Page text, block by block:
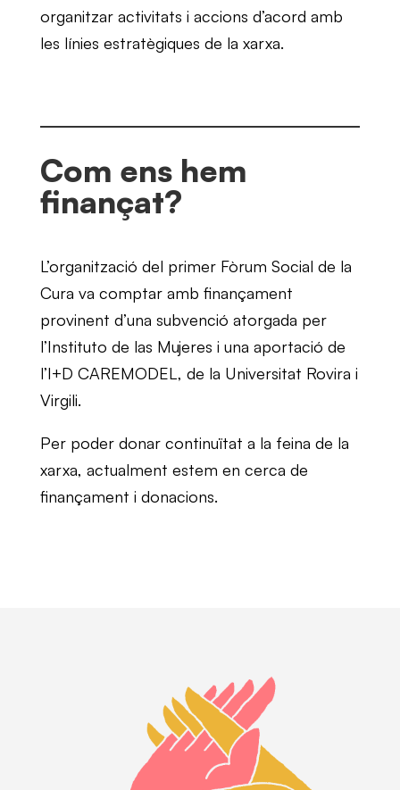
organitzar activitats i accions d’acord amb
les línies estratègiques de la xarxa.
Com ens hem
finançat?
L’organització del primer Fòrum Social de la
Cura va comptar amb finançament
provinent d’una subvenció atorgada per
l’Instituto de las Mujeres i una aportació de
l’I+D CAREMODEL, de la Universitat Rovira i
Virgili.
Per poder donar continuïtat a la feina de la
xarxa, actualment estem en cerca de
finançament i donacions.